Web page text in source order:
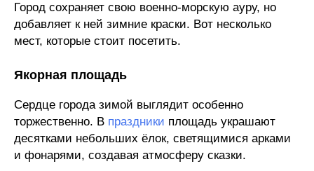
Город сохраняет свою военно-морскую ауру, но
добавляет к ней зимние краски. Вот несколько
мест, которые стоит посетить.
Якорная площадь
Сердце города зимой выглядит особенно
торжественно. В праздники площадь украшают
десятками небольших ёлок, светящимися арками
и фонарями, создавая атмосферу сказки.